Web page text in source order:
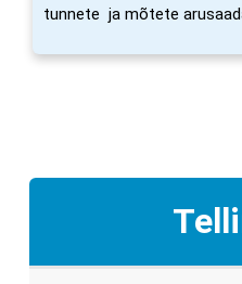
tunnete ja mõtete